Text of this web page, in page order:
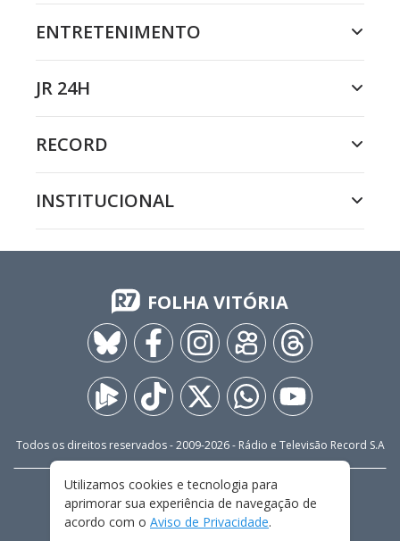
ENTRETENIMENTO
JR 24H
RECORD
INSTITUCIONAL
FOLHA VITÓRIA
Todos os direitos reservados - 2009-2026- Rádio e Televisão Record S.A
FALE CONOSCO
PRIVACIDADE
TERMOS E CONDIÇÕES DE USO
Utilizamos cookies e tecnologia para
aprimorar sua experiência de navegação de
acordo com o Aviso de Privacidade.